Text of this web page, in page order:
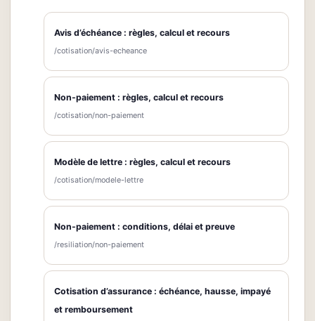
Avis d’échéance : règles, calcul et recours
/cotisation/avis-echeance
Non-paiement : règles, calcul et recours
/cotisation/non-paiement
Modèle de lettre : règles, calcul et recours
/cotisation/modele-lettre
Non-paiement : conditions, délai et preuve
/resiliation/non-paiement
Cotisation d’assurance : échéance, hausse, impayé
et remboursement